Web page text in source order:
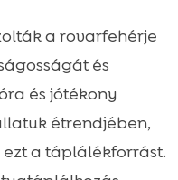
a rovarfehérje
és
és jótékony
étrendjében,
a táplálékforrást.